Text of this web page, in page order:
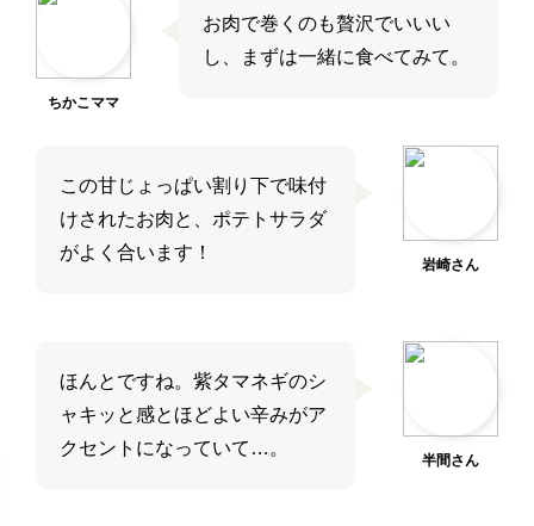
ちかこママ
お肉で巻くのも贅沢でいいい
し、まずは一緒に食べてみて。
岩崎さん
この甘じょっぱい割り下で味付
けされたお肉と、ポテトサラダ
がよく合います！
半間さん
ほんとですね。紫タマネギのシ
ャキッと感とほどよい辛みがア
クセントになっていて…。